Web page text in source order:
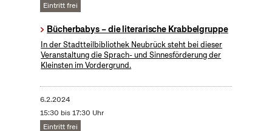
Eintritt frei
Bücherbabys – die literarische Krabbelgruppe
In der Stadtteilbibliothek Neubrück steht bei dieser
Veranstaltung die Sprach- und Sinnesförderung der
Kleinsten im Vordergrund.
6.2.2024
15:30 bis 17:30 Uhr
Eintritt frei